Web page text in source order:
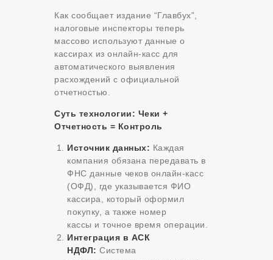
Как сообщает издание “Главбух”,
налоговые инспекторы теперь
массово используют данные о
кассирах из онлайн-касс для
автоматического выявления
расхождений с официальной
отчетностью.
Суть технологии: Чеки +
Отчетность = Контроль
Источник данных: Каждая
компания обязана передавать в
ФНС данные чеков онлайн-касс
(ОФД), где указывается ФИО
кассира, который оформил
покупку, а также номер
кассы и точное время операции.
Интеграция в АСК
НДФЛ: Система